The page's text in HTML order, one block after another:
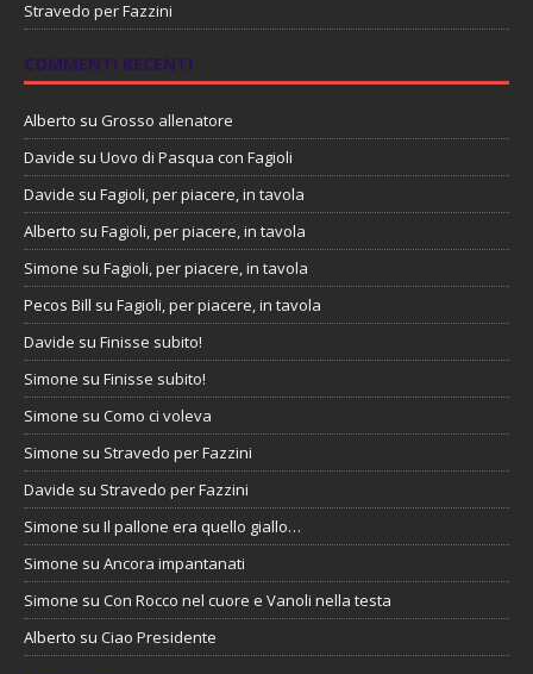
Stravedo per Fazzini
COMMENTI RECENTI
Alberto su Grosso allenatore
Davide su Uovo di Pasqua con Fagioli
Davide su Fagioli, per piacere, in tavola
Alberto su Fagioli, per piacere, in tavola
Simone su Fagioli, per piacere, in tavola
Pecos Bill su Fagioli, per piacere, in tavola
Davide su Finisse subito!
Simone su Finisse subito!
Simone su Como ci voleva
Simone su Stravedo per Fazzini
Davide su Stravedo per Fazzini
Simone su Il pallone era quello giallo…
Simone su Ancora impantanati
Simone su Con Rocco nel cuore e Vanoli nella testa
Alberto su Ciao Presidente